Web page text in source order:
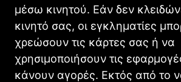
μέσω κινητού. Εάν δεν
κινητό σας, οι εγκληματίες
χρεώσουν τις κάρτες σας ή να
χρησιμοποιήσουν τις
κάνουν αγορές. Εκτός από το